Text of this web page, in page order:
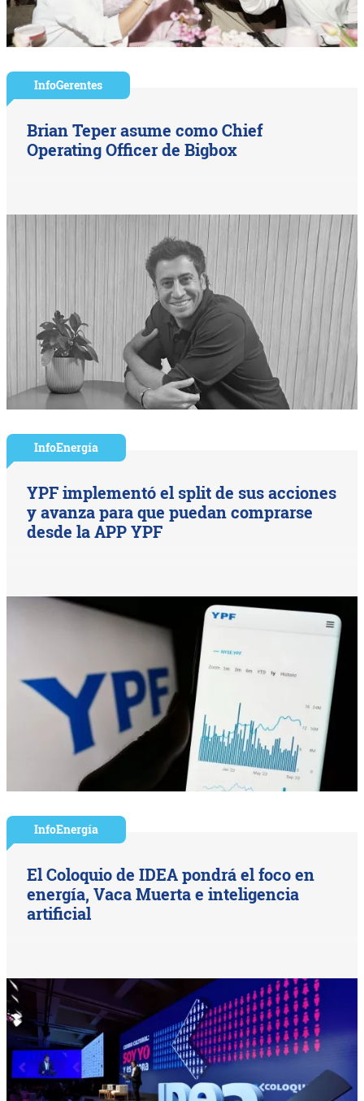
InfoGerentes
Brian Teper asume como Chief
Operating Officer de Bigbox
InfoEnergía
YPF implementó el split de sus acciones
y avanza para que puedan comprarse
desde la APP YPF
InfoEnergía
El Coloquio de IDEA pondrá el foco en
energía, Vaca Muerta e inteligencia
artificial